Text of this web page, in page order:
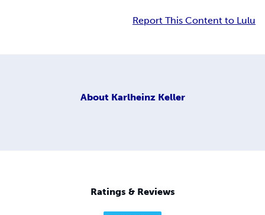
Report This Content to Lulu
About Karlheinz Keller
Ratings & Reviews